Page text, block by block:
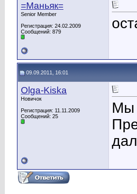
=Маньяк=
Senior Member
Регистрация: 24.02.2009
Сообщений: 879
09.09.2011, 16:01
Olga-Kiska
Новичок
Регистрация: 11.11.2009
Сообщений: 25
Мы